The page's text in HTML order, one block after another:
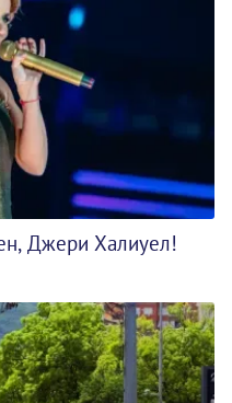
Джери Халиуел!